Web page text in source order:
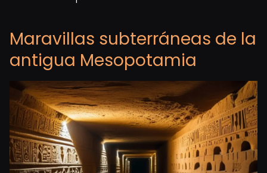
Maravillas subterráneas de la
antigua Mesopotamia